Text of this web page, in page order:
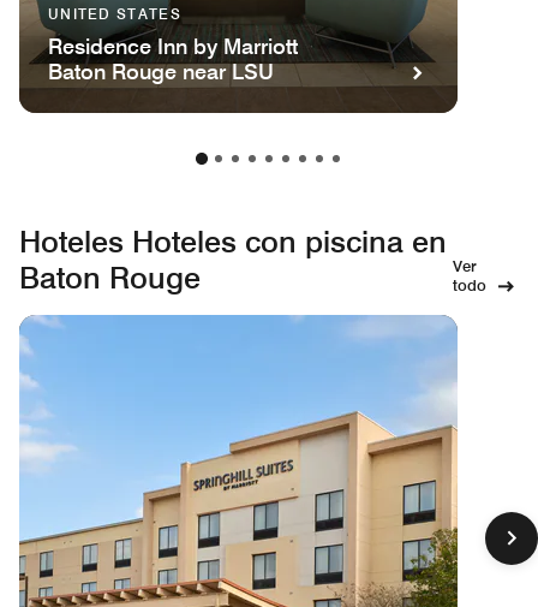
UNITED STATES
Residence Inn by Marriott
Baton Rouge near LSU
Hoteles Hoteles con piscina en
Baton Rouge
Ver
todo